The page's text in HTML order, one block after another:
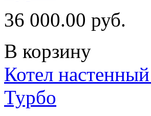
36 000.00 руб.
В корзину
Котел
Турбо